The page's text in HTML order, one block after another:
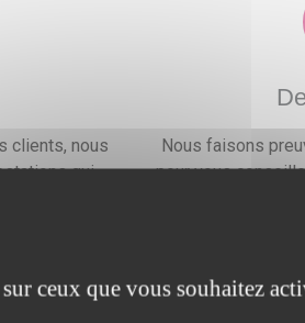
clients, nous
qui
Nous faisons
pour vous
un devis
ceux que vous souhaitez